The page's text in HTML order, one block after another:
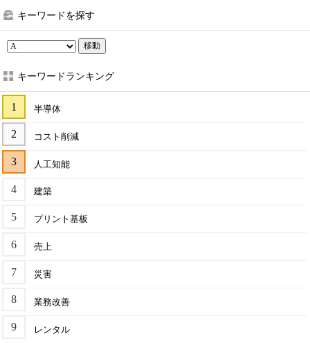
キーワードを探す
移動
キーワードランキング
半導体
コスト削減
人工知能
建築
プリント基板
売上
災害
業務改善
レンタル